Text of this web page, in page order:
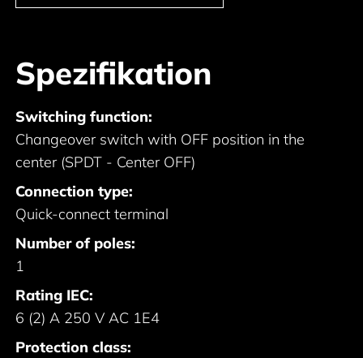
Spezifikation
Switching function:
Changeover switch with OFF position in the
center (SPDT - Center OFF)
Connection type:
Quick-connect terminal
Number of poles:
1
Rating IEC:
6 (2) A 250 V AC 1E4
Protection class: